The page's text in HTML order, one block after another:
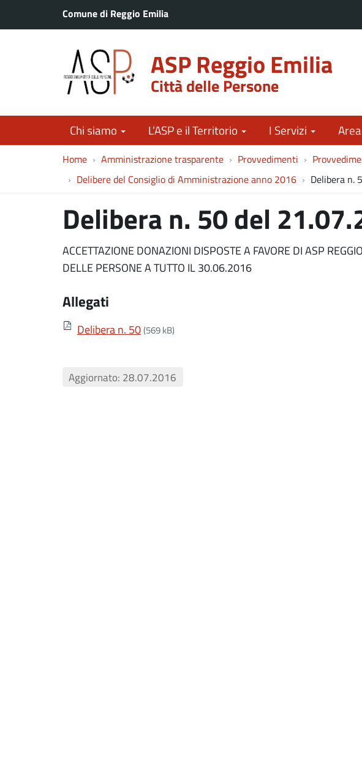
Comune di Reggio Emilia
ASP Reggio Emilia
Città delle Persone
Chi siamo L’ASP e il Territorio I Servizi
Home Amministrazione trasparente Provvedimenti
Delibere del Consiglio di Amministrazione anno 2016
Delibera n.
Delibera n. 50 del
ACCETTAZIONE DONAZIONI DISPOSTE A FAVORE DI ASP
DELLE PERSONE A TUTTO IL 30.06.2016
Allegati
Delibera n. 50(569 kB)
Aggiornato: 28.07.2016